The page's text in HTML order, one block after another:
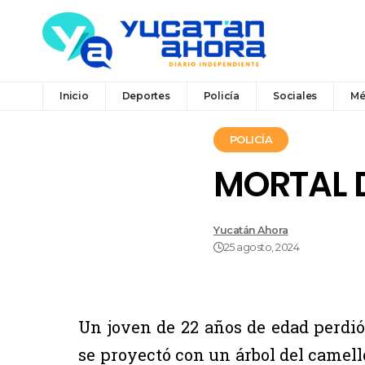
Inicio Deportes Policía Sociales
POLICÍA
MORTAL
Yucatán Ahora
25 agosto, 2024
Un joven de 22 años de edad
se proyectó con un árbol del